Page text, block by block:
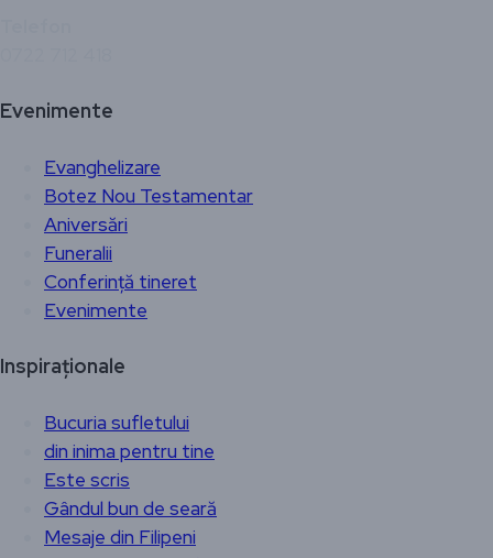
Evenimente
Evanghelizare
Botez Nou Testamentar
Aniversări
Funeralii
Conferință tineret
Evenimente
Inspiraționale
Bucuria sufletului
din inima pentru tine
Este scris
Gândul bun de seară
Mesaje din Filipeni